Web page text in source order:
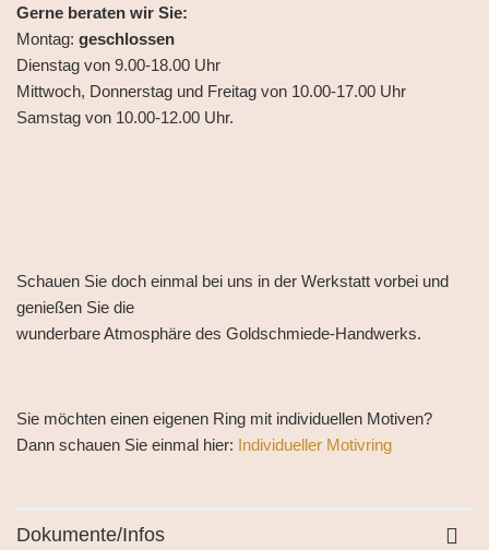
Gerne beraten wir Sie:
Montag: geschlossen
Dienstag von 9.00-18.00 Uhr
Mittwoch, Donnerstag und Freitag von 10.00-17.00 Uhr
Samstag von 10.00-12.00 Uhr.
Schauen Sie doch einmal bei uns in der Werkstatt vorbei und
genießen Sie die
wunderbare Atmosphäre des Goldschmiede-Handwerks.
Sie möchten einen eigenen Ring mit individuellen Motiven?
Dann schauen Sie einmal hier: Individueller Motivring
Dokumente/Infos